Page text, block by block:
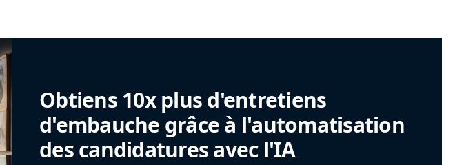
Obtiens 10x plus d'entretiens
d'embauche grâce à l'automatisation
des candidatures avec l'IA